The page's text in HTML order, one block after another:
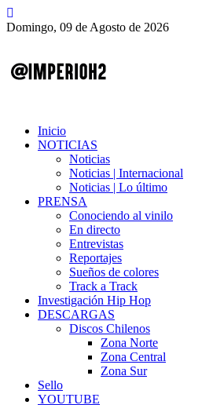
Domingo, 09 de Agosto de 2026
Inicio
NOTICIAS
Noticias
Noticias | Internacional
Noticias | Lo último
PRENSA
Conociendo al vinilo
En directo
Entrevistas
Reportajes
Sueños de colores
Track a Track
Investigación Hip Hop
DESCARGAS
Discos Chilenos
Zona Norte
Zona Central
Zona Sur
Sello
YOUTUBE